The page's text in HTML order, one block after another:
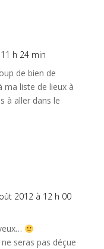
h 24 min
de bien de
ma liste de lieux à
à aller dans le
2012 à 12 h 00
seras pas déçue